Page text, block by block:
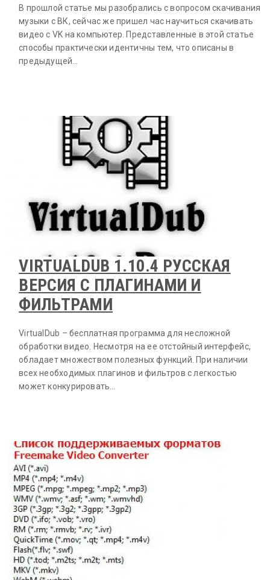
В прошлой статье мы разобрались с вопросом скачивания
музыки с ВК, сейчас же пришел час научиться скачивать
видео с VK на компьютер. Представленные в этой статье
способы практически идентичны тем, что описаны в
предыдущей…
VIRTUALDUB 1.10.4 РУССКАЯ
ВЕРСИЯ С ПЛАГИНАМИ И
ФИЛЬТРАМИ
VirtualDub – бесплатная программа для несложной
обработки видео. Несмотря на ее отстойный интерфейс,
обладает множеством полезных функций. При наличии
всех необходимых плагинов и фильтров с легкостью
может конкурировать…